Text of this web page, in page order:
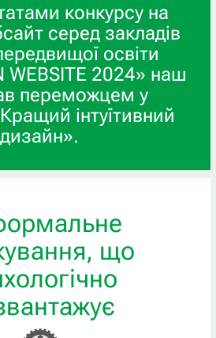
конкурсу на
серед закладів
освіти
WEBSITE 2024» наш
переможцем у
інтуїтивний
дизайн».
що